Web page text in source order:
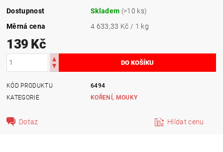
Dostupnost Skladem (>10 ks)
Měrná cena
4 633,33 Kč / 1 kg
139 Kč
KÓD PRODUKTU
6494
KATEGORIE
KOŘENÍ, MOUKY
Dotaz Hlídat cenu